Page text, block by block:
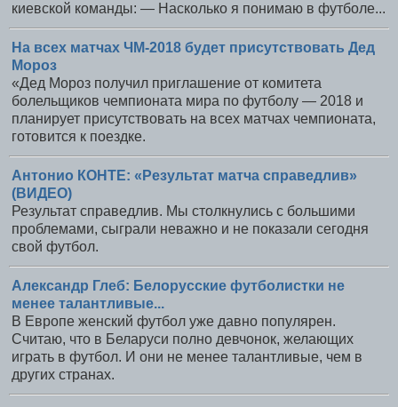
киевской команды: — Насколько я понимаю в футболе...
На всех матчах ЧМ-2018 будет присутствовать Дед
Мороз
«Дед Мороз получил приглашение от комитета
болельщиков чемпионата мира по футболу — 2018 и
планирует присутствовать на всех матчах чемпионата,
готовится к поездке.
Антонио КОНТЕ: «Результат матча справедлив»
(ВИДЕО)
Результат справедлив. Мы столкнулись с большими
проблемами, сыграли неважно и не показали сегодня
свой футбол.
Александр Глеб: Белорусские футболистки не
менее талантливые...
В Европе женский футбол уже давно популярен.
Считаю, что в Беларуси полно девчонок, желающих
играть в футбол. И они не менее талантливые, чем в
других странах.